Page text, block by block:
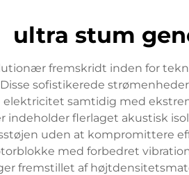
ultra stum
fremskridt inden for
sofistikerede
samtidig med
indeholder flerlaget akustisk
uden at kompromittere
med forbedret
fremstillet af